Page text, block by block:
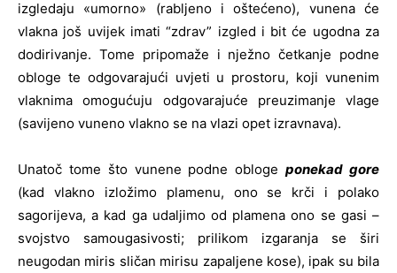
izgledaju «umorno» (rabljeno i oštećeno), vunena će
vlakna još uvijek imati “zdrav” izgled i bit će ugodna za
dodirivanje. Tome pripomaže i nježno četkanje podne
obloge te odgovarajući uvjeti u prostoru, koji vunenim
vlaknima omogućuju odgovarajuće preuzimanje vlage
(savijeno vuneno vlakno se na vlazi opet izravnava).
Unatoč tome što vunene podne oblogeponekad gore
(kad vlakno izložimo plamenu, ono se krči i polako
sagorijeva, a kad ga udaljimo od plamena ono se gasi –
svojstvo samougasivosti; prilikom izgaranja se širi
neugodan miris sličan mirisu zapaljene kose), ipak su bila